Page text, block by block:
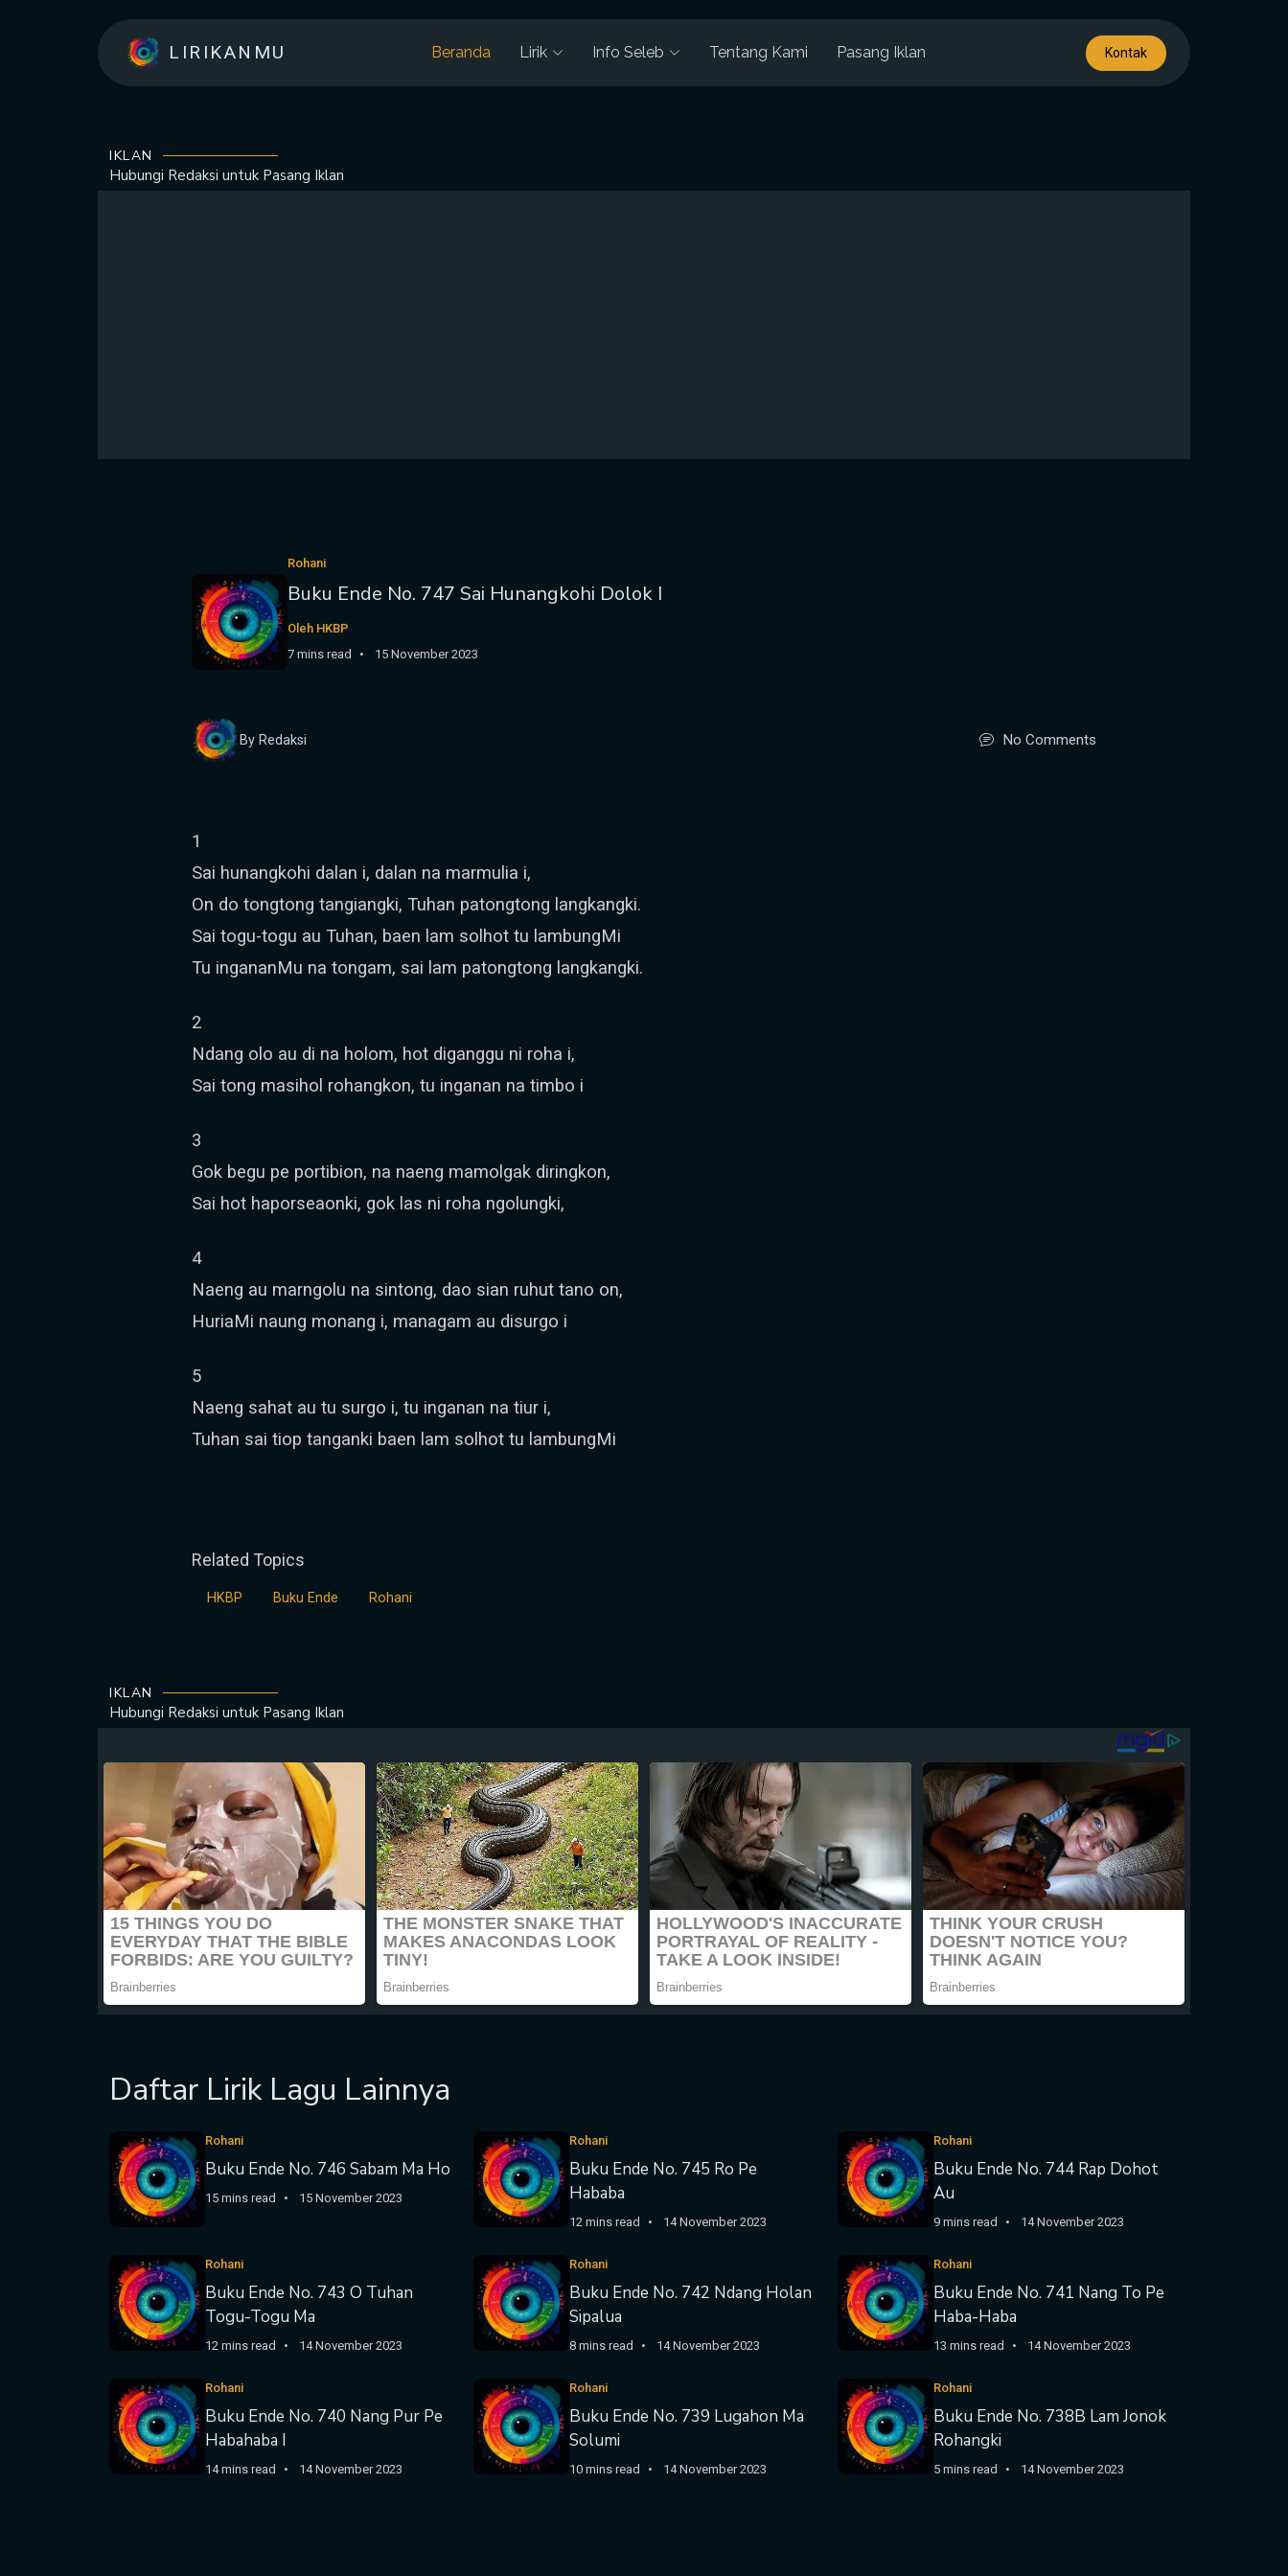
LIRIKANMU Beranda Lirik Info Seleb Tentang Kami Pasang Iklan Kontak
IKLAN
Hubungi Redaksi untuk Pasang Iklan
Rohani
Buku Ende No. 747 Sai Hunangkohi Dolok I
Oleh HKBP
7 mins read
15 November 2023
By Redaksi No Comments
1
Sai hunangkohi dalan i, dalan na marmulia i,
On do tongtong tangiangki, Tuhan patongtong langkangki.
Sai togu-togu au Tuhan, baen lam solhot tu lambungMi
Tu ingananMu na tongam, sai lam patongtong langkangki.
2
Ndang olo au di na holom, hot diganggu ni roha i,
Sai tong masihol rohangkon, tu inganan na timbo i
3
Gok begu pe portibion, na naeng mamolgak diringkon,
Sai hot haporseaonki, gok las ni roha ngolungki,
4
Naeng au marngolu na sintong, dao sian ruhut tano on,
HuriaMi naung monang i, managam au disurgo i
5
Naeng sahat au tu surgo i, tu inganan na tiur i,
Tuhan sai tiop tanganki baen lam solhot tu lambungMi
Related Topics
HKBP Buku Ende Rohani
IKLAN
Hubungi Redaksi untuk Pasang Iklan
Daftar Lirik Lagu Lainnya
Rohani
Buku Ende No. 746 Sabam Ma Ho
15 mins read 15 November 2023
Rohani
Buku Ende No. 745 Ro Pe
Hababa
12 mins read 14 November 2023
Rohani
Buku Ende No. 744 Rap Dohot
Au
9 mins read 14 November 2023
Rohani
Buku Ende No. 743 O Tuhan
Togu-Togu Ma
12 mins read 14 November 2023
Rohani
Buku Ende No. 742 Ndang Holan
Sipalua
8 mins read 14 November 2023
Rohani
Buku Ende No. 741 Nang To Pe
Haba-Haba
13 mins read 14 November 2023
Rohani
Buku Ende No. 740 Nang Pur Pe
Habahaba I
14 mins read 14 November 2023
Rohani
Buku Ende No. 739 Lugahon Ma
Solumi
10 mins read 14 November 2023
Rohani
Buku Ende No. 738B Lam Jonok
Rohangki
5 mins read 14 November 2023